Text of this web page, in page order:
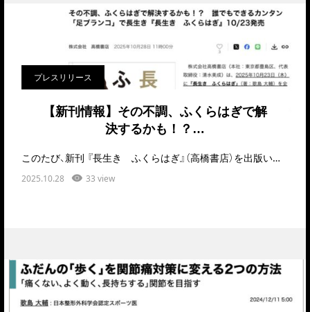
プレスリリース
【新刊情報】その不調、ふくらはぎで解
決するかも！？…
このたび、新刊 『長生き ふくらはぎ』（高橋書店）を出版いたしました。「疲れやすい」「足がむくみ…
2025.10.28 33 view